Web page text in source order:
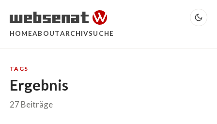
HOMEABOUTARCHIVSUCHE
TAGS
Ergebnis
27 Beiträge